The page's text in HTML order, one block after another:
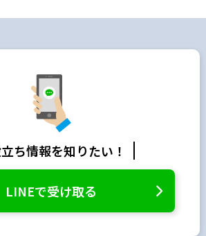
ち情報を知りたい！
LINEで受け取る